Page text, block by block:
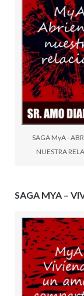
SAGA MyA -
NUESTRA
SAGA MYA –